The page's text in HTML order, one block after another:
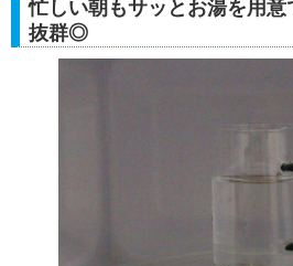
忙しい朝もサッとお湯を用意
抜群◎